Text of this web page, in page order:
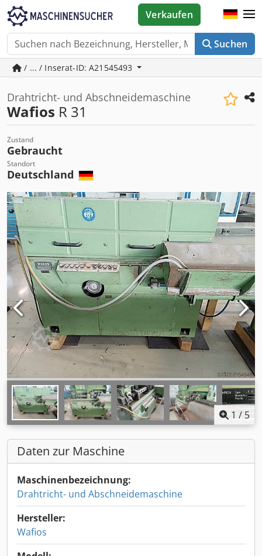
Suchen
Verkaufen
/ ... / Inserat-ID: A21545493
Drahtricht- und Abschneidemaschine
Wafios R 31
Zustand
Gebraucht
Standort
Deutschland
1 / 5
Daten zur Maschine
Maschinenbezeichnung:
Drahtricht- und Abschneidemaschine
Hersteller:
Wafios